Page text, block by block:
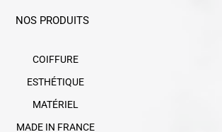
NOS PRODUITS
COIFFURE
ESTHÉTIQUE
MATÉRIEL
MADE IN FRANCE